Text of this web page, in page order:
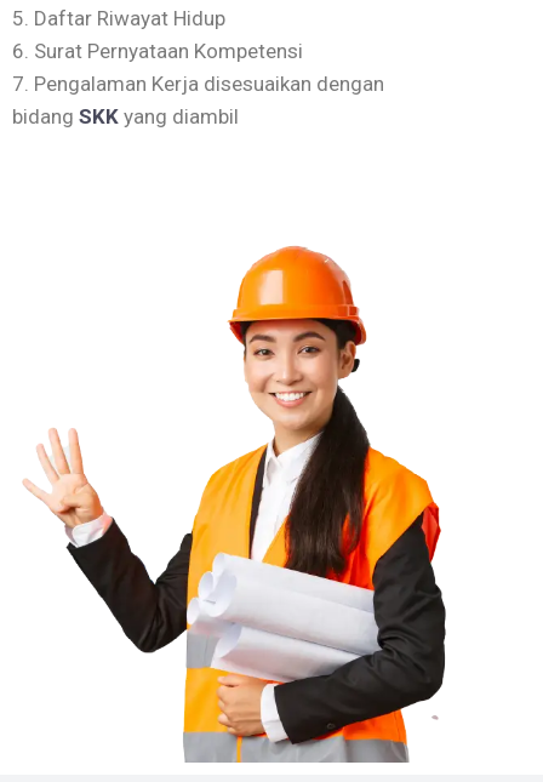
5. Daftar Riwayat Hidup
6. Surat Pernyataan Kompetensi
7. Pengalaman Kerja disesuaikan dengan
bidang SKK yang diambil